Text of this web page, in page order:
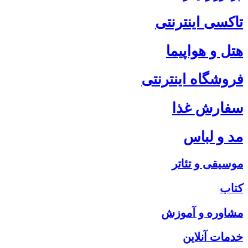
تاکسی اینترنتی
هتل و هواپیما
فروشگاه اینترنتی
سفارش غذا
مد و لباس
موسیقی و تئاتر
کتاب
مشاوره و آموزش
خدمات آنلاین